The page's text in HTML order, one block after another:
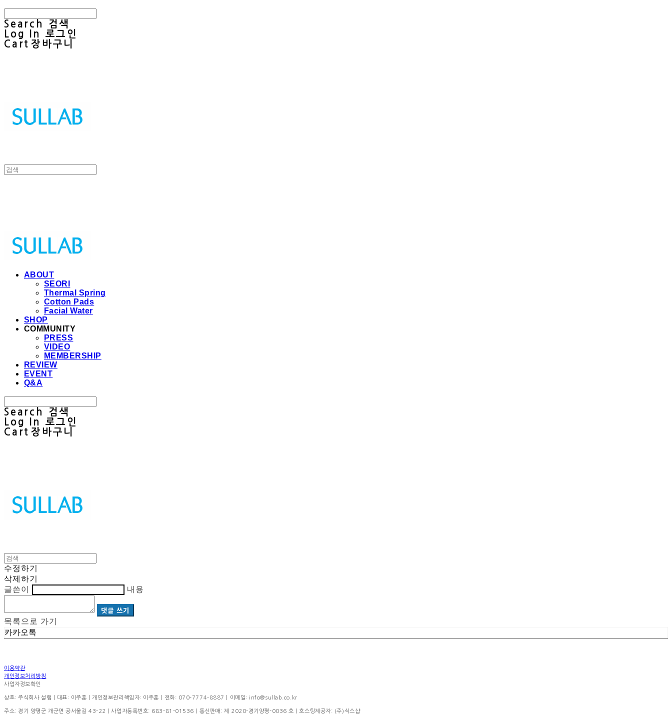
Search
검색
Log In
로그인
Cart 장바구니
ABOUT
SEORI
Thermal Spring
Cotton Pads
Facial Water
SHOP
COMMUNITY
PRESS
VIDEO
MEMBERSHIP
REVIEW
EVENT
Q&A
Search
검색
Log In
로그인
Cart 장바구니
수정하기
삭제하기
글쓴이
내용
댓글 쓰기
목록으로 가기
카카오톡
이용약관
개인정보처리방침
사업자정보확인
상호: 주식회사 설랩 | 대표: 이주훈 | 개인정보관리책임자: 이주훈 | 전화: 070-7774-8887 | 이메일: info@sullab.co.kr
주소: 경기 양평군 개군면 공서울길 43-22 | 사업자등록번호: 683-81-01536 | 통신판매: 제 2020-경기양평-0036 호 | 호스팅제공자: (주)식스샵